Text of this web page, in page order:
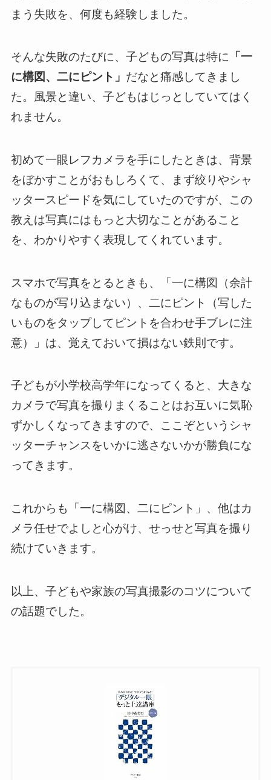
まう失敗を、何度も経験しました。
そんな失敗のたびに、子どもの写真は特に 「一
に構図、二にピント」 だなと痛感してきまし
た。風景と違い、子どもはじっとしていてはく
れません。
初めて一眼レフカメラを手にしたときは、背景
をぼかすことがおもしろくて、まず絞りやシャ
ッタースピードを気にしていたのですが、この
教えは写真にはもっと大切なことがあること
を、わかりやすく表現してくれています。
スマホで写真をとるときも、「一に構図（余計
なものが写り込まない）、二にピント（写した
いものをタップしてピントを合わせ手ブレに注
意）」は、覚えておいて損はない鉄則です。
子どもが小学校高学年になってくると、大きな
カメラで写真を撮りまくることはお互いに気恥
ずかしくなってきますので、ここぞというシャ
ッターチャンスをいかに逃さないかが勝負にな
ってきます。
これからも「一に構図、二にピント」、他はカ
メラ任せでよしと心がけ、せっせと写真を撮り
続けていきます。
以上、子どもや家族の写真撮影のコツについて
の話題でした。